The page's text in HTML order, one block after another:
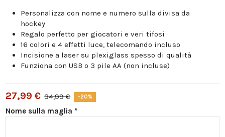
Personalizza con nome e numero sulla divisa da
hockey
Regalo perfetto per giocatori e veri tifosi
16 colori e 4 effetti luce, telecomando incluso
Incisione a laser su plexiglass spesso di qualità
Funziona con USB o 3 pile AA (non incluse)
27,99 € 34,99 € -20%
Nome sulla maglia *